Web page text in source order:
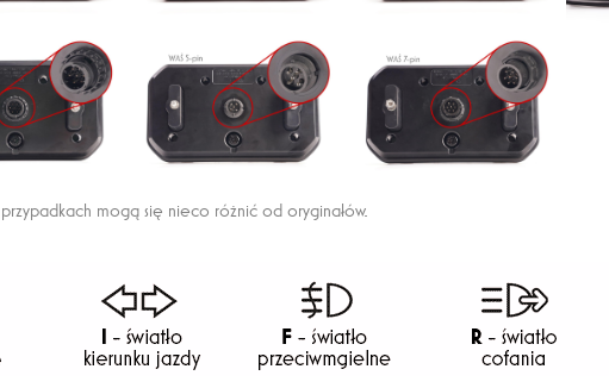
mogą się nieco różnić od oryginałów.